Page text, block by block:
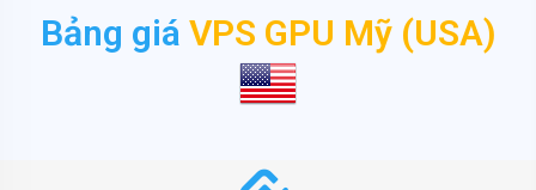
Bảng giá VPS GPU Mỹ (USA)